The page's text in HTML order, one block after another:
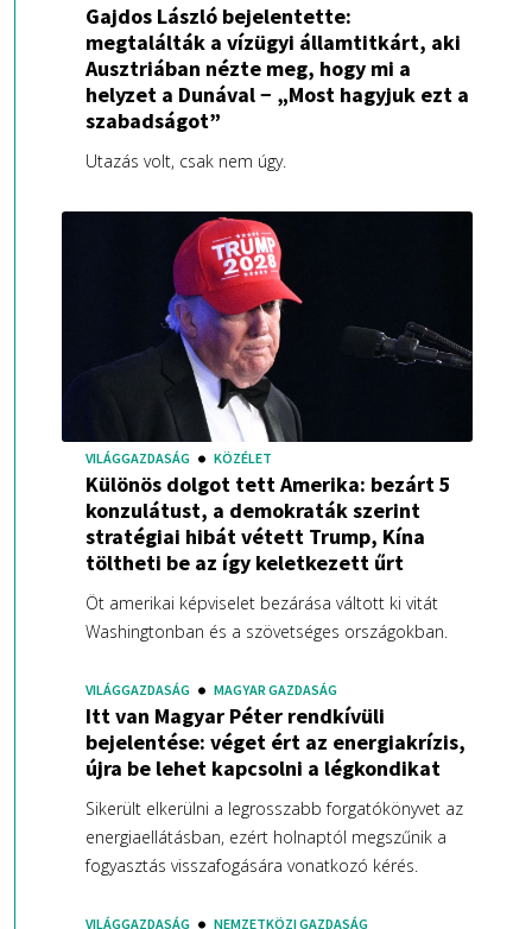
Gajdos László bejelentette:
megtalálták a vízügyi államtitkárt, aki
Ausztriában nézte meg, hogy mi a
helyzet a Dunával − „Most hagyjuk ezt a
szabadságot”
Utazás volt, csak nem úgy.
VILÁGGAZDASÁG KÖZÉLET
Különös dolgot tett Amerika: bezárt 5
konzulátust, a demokraták szerint
stratégiai hibát vétett Trump, Kína
töltheti be az így keletkezett űrt
Öt amerikai képviselet bezárása váltott ki vitát
Washingtonban és a szövetséges országokban.
VILÁGGAZDASÁG MAGYAR GAZDASÁG
Itt van Magyar Péter rendkívüli
bejelentése: véget ért az energiakrízis,
újra be lehet kapcsolni a légkondikat
Sikerült elkerülni a legrosszabb forgatókönyvet az
energiaellátásban, ezért holnaptól megszűnik a
fogyasztás visszafogására vonatkozó kérés.
VILÁGGAZDASÁG NEMZETKÖZI GAZDASÁG